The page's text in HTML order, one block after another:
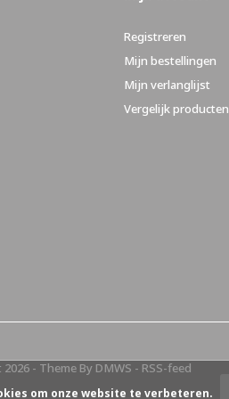
Registreren
Mijn bestellingen
Mijn verlanglijst
Vergelijk producten
2026- Theme By DMWS - RSS-feed
om onze website te verbeteren.